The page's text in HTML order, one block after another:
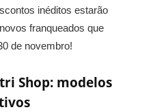
inéditos estarão
franqueados que
de novembro!
Shop: modelos